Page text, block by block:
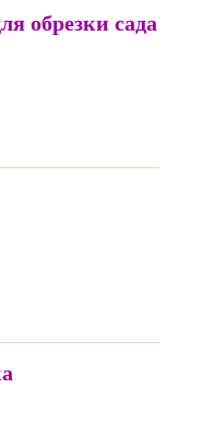
обрезки сада